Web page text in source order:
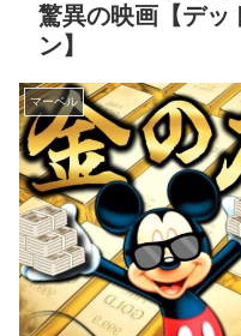
驚異の映画【デッ
ン】
マーベル